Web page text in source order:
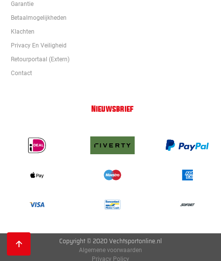
Garantie
Betaalmogelijkheden
Klachten
Privacy En Veiligheid
Retourportaal (extern)
Contact
Nieuwsbrief
Copyright © 2020 Vechtsportonline.nl
Algemene voorwaarden
Privacy Policy